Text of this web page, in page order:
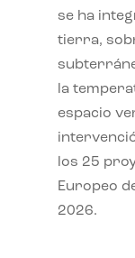
se ha
tierra,
la
espacio
los 25
Europeo
2026.